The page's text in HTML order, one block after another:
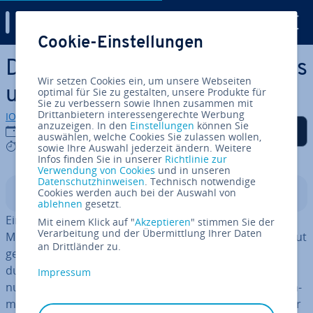
Zum Haupt­in­halt springen
Die besten Domains für Bands
und Musiker
IONOS Redaktion
27.05.2024
6 mins
Auf Facebook teilen
Auf Twitter teilen
Auf LinkedIn teilen
Als be­vor­zug­te Quelle
auf Google hin­zu­fü­gen
In­halts­ver­zeich­nis
Eine Domain ist das Aus­hän­ge­schild von Bands,
Musikern und Mu­si­ke­rin­nen. Dabei trans­por­tiert eine gut
gewählte Domain nicht nur den Namen, sondern sorgt
durch relevante Keywords auch für einen Wie­der­erken­
nungs­wert und eine bessere Auf­find­bar­keit in den Such­
ma­schi­nen­er­geb­nis­sen. Welche Domains bieten sich für
Cookie-Einstellungen
Wir setzen Cookies ein, um unsere Webseiten
optimal für Sie zu gestalten, unsere Produkte für
Sie zu verbessern sowie Ihnen zusammen mit
Drittanbietern interessengerechte Werbung
anzuzeigen. In den Einstellungen können Sie
auswählen, welche Cookies Sie zulassen wollen,
sowie Ihre Auswahl jederzeit ändern. Weitere
Infos finden Sie in unserer Richtlinie zur
Verwendung von Cookies und in unseren
Datenschutzhinweisen. Technisch notwendige
Cookies werden auch bei der Auswahl von
ablehnen gesetzt.
Mit einem Klick auf "Akzeptieren" stimmen Sie der
Verarbeitung und der Übermittlung Ihrer Daten
an Drittländer zu.
Impressum